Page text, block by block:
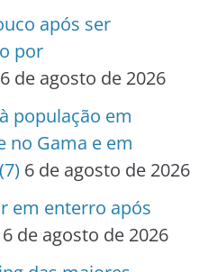
após ser
por
6 de agosto de 2026
população em
no Gama e em
6 de agosto de 2026
em enterro após
6 de agosto de 2026